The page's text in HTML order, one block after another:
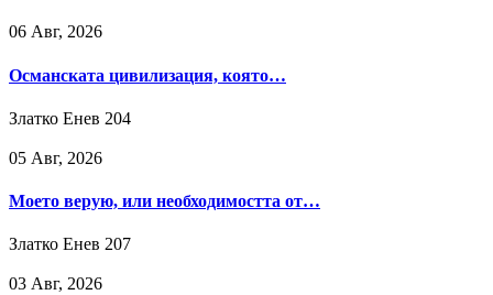
06 Авг, 2026
Османската цивилизация, която…
Златко Енев 204
05 Авг, 2026
Моето верую, или необходимостта от…
Златко Енев 207
03 Авг, 2026